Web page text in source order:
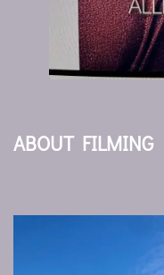
ABOUT FILMING